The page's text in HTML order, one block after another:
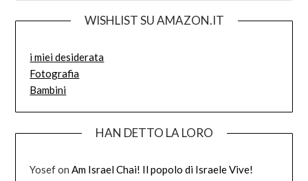
WISHLIST SU AMAZON.IT
i miei desiderata
Fotografia
Bambini
HAN DETTO LA LORO
YosefonAm Israel Chai! Il popolo di Israele Vive!